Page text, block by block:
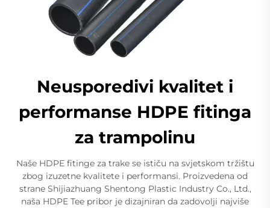
Neusporedivi kvalitet i
performanse HDPE fitinga
za trampolinu
Naše HDPE fitinge za trake se ističu na svjetskom tržištu
zbog izuzetne kvalitete i performansi. Proizvedena od
strane Shijiazhuang Shentong Plastic Industry Co., Ltd.,
naša HDPE Tee pribor je dizajniran da zadovolji najviše